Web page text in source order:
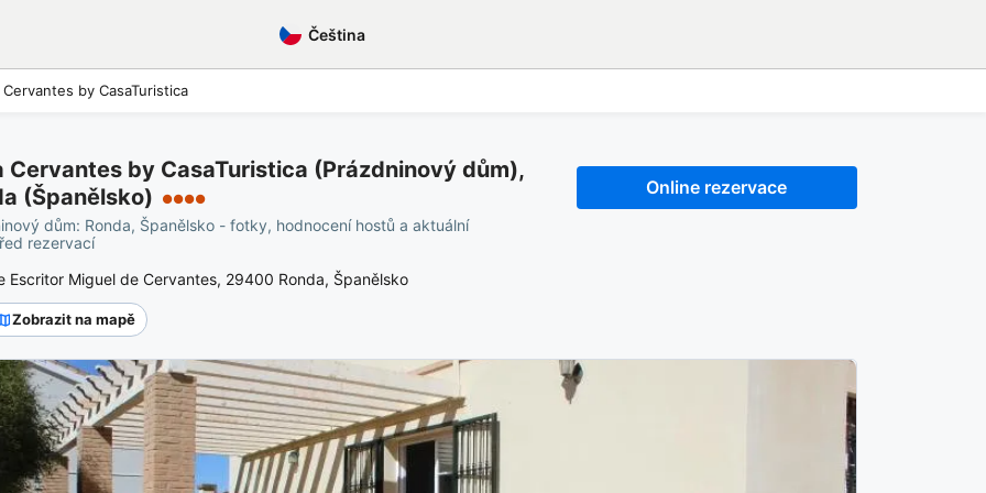
Čeština
by CasaTuristica
Cervantes by CasaTuristica (Prázdninový dům),
(Španělsko)
●●●●
dům: Ronda, Španělsko - fotky, hodnocení hostů a aktuální
rezervací
Escritor Miguel de Cervantes, 29400 Ronda, Španělsko
Zobrazit na mapě
Online rezervace